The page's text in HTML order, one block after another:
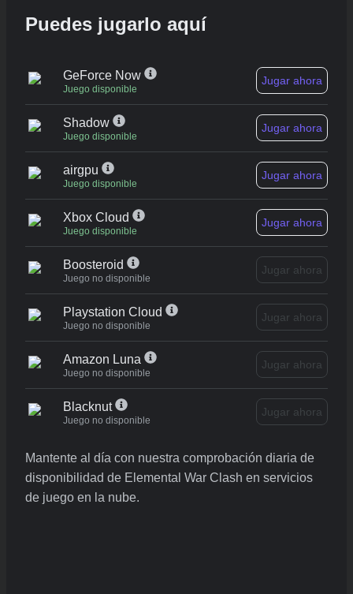
Puedes jugarlo aquí
GeForce Now
Juego disponible
Jugar ahora
Shadow
Juego disponible
Jugar ahora
airgpu
Juego disponible
Jugar ahora
Xbox Cloud
Juego disponible
Jugar ahora
Boosteroid
Juego no disponible
Jugar ahora
Playstation Cloud
Juego no disponible
Jugar ahora
Amazon Luna
Juego no disponible
Jugar ahora
Blacknut
Juego no disponible
Jugar ahora
Mantente al día con nuestra comprobación diaria de
disponibilidad de Elemental War Clash en servicios
de juego en la nube.